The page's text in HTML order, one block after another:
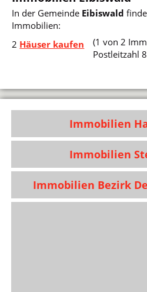
In der Gemeinde Eibiswald
Immobilien:
2 Häuser kaufen
(1 von 2
Postleitzahl
Immobilien
Immobilien
Immobilien Bezirk